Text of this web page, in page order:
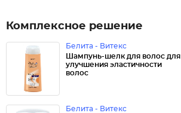
Комплексное решение
Белита - Витекс
Шампунь-шелк для волос для
улучшения эластичности
волос
Белита - Витекс